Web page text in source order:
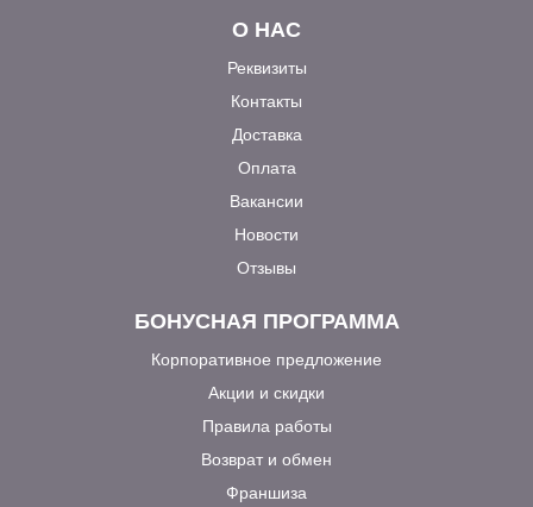
О НАС
Реквизиты
Контакты
Доставка
Оплата
Вакансии
Новости
Отзывы
БОНУСНАЯ ПРОГРАММА
Корпоративное предложение
Акции и скидки
Правила работы
Возврат и обмен
Франшиза